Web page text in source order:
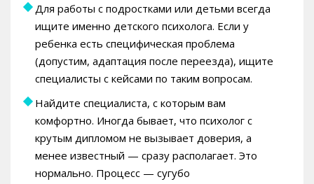
Для работы с подростками или детьми всегда
ищите именно детского психолога. Если у
ребенка есть специфическая проблема
(допустим, адаптация после переезда), ищите
специалисты с кейсами по таким вопросам.
Найдите специалиста, с которым вам
комфортно. Иногда бывает, что психолог с
крутым дипломом не вызывает доверия, а
менее известный — сразу располагает. Это
нормально. Процесс — сугубо